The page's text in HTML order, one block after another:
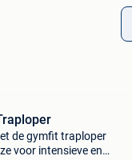
de gymfit traploper
voor intensieve en